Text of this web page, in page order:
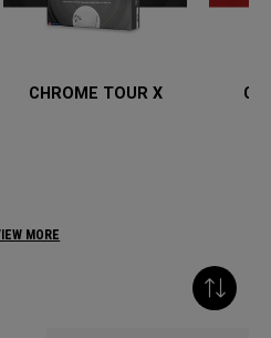
CHROME TOUR X
MORE